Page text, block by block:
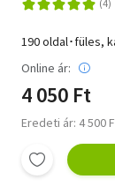
190 oldal･füles,
Online ár:
4 050 Ft
Eredeti ár: 4 500